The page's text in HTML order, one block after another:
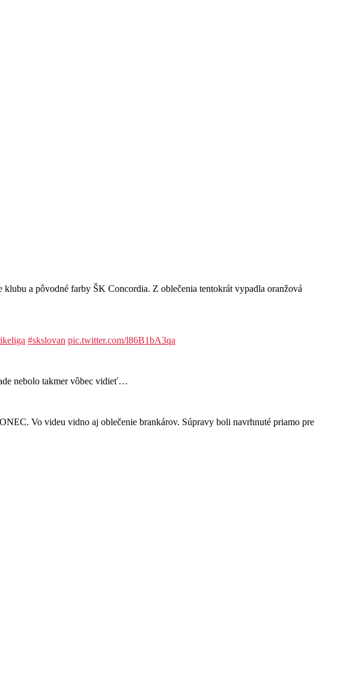
a pôvodné farby ŠK Concordia. Z oblečenia tentokrát vypadla oranžová
#skslovan pic.twitter.com/l86B1bA3qa
nebolo takmer vôbec vidieť…
Vo videu vidno aj oblečenie brankárov. Súpravy boli navrhnuté priamo pre